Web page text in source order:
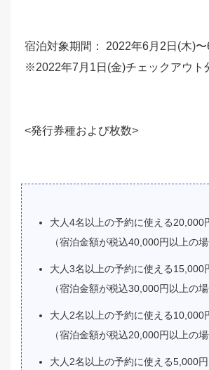
宿泊対象期間： 2022年6月2日(木)
※2022年7月1日(金)チェックアウト
<発行券種および枚数>
大人4名以上の予約に使える20,000
（宿泊金額が税込40,000円以上の
大人3名以上の予約に使える15,000
（宿泊金額が税込30,000円以上の
大人2名以上の予約に使える10,000
（宿泊金額が税込20,000円以上の
大人2名以上の予約に使える5,000